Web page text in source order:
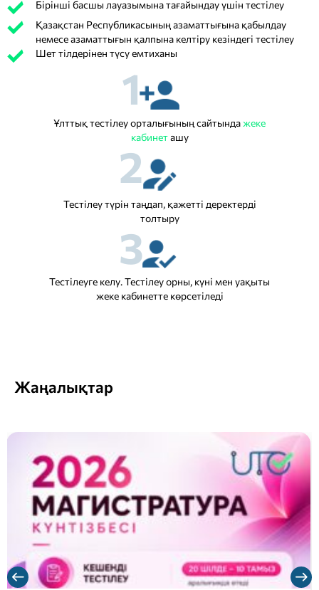
Бірінші басшы лауазымына тағайындау үшін тестілеу
Қазақстан Республикасының азаматтығына қабылдау
немесе азаматтығын қалпына келтіру кезіндегі тестілеу
Шет тілдерінен түсу емтиханы
1
Ұлттық тестілеу орталығының сайтындажеке
кабинеташу
2
Тестілеу түрін таңдап, қажетті деректерді
толтыру
3
Тестілеуге келу. Тестілеу орны, күні мен уақыты
жеке кабинетте көрсетіледі
Жаңалықтар